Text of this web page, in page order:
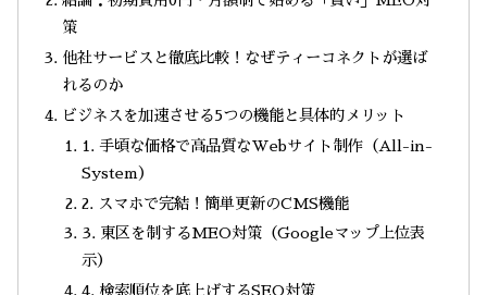
策
他社サービスと徹底比較！なぜティーコネクトが選ば
れるのか
ビジネスを加速させる5つの機能と具体的メリット
1. 手頃な価格で高品質なWebサイト制作（All-in-
System）
2. スマホで完結！簡単更新のCMS機能
3. 東区を制するMEO対策（Googleマップ上位表
示）
4. 検索順位を底上げするSEO対策